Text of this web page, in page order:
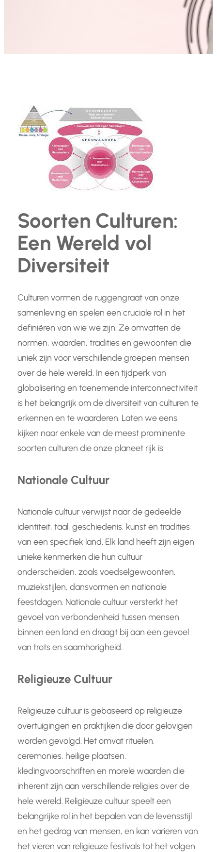
Soorten Culturen:
Een Wereld vol
Diversiteit
Culturen vormen de ruggengraat van onze
samenleving en spelen een cruciale rol in het
definiëren van wie we zijn. Ze omvatten de
normen, waarden, tradities en gewoonten die
uniek zijn voor verschillende groepen mensen
over de hele wereld. In een tijdperk van
globalisering en toenemende interconnectiviteit
is het belangrijk om de diversiteit van culturen te
erkennen en te waarderen. Laten we eens
kijken naar enkele van de meest prominente
soorten culturen die onze planeet rijk is.
Nationale Cultuur
Nationale cultuur verwijst naar de gedeelde
identiteit, taal, geschiedenis, kunst en tradities
van een specifiek land. Elk land heeft zijn eigen
unieke kenmerken die hun cultuur
onderscheiden, zoals voedselgewoonten,
muziekstijlen, dansvormen en nationale
feestdagen. Nationale cultuur versterkt het
gevoel van verbondenheid tussen mensen
binnen een land en draagt bij aan een gevoel
van trots en saamhorigheid.
Religieuze Cultuur
Religieuze cultuur is gebaseerd op religieuze
overtuigingen en praktijken die door gelovigen
worden gevolgd. Het omvat rituelen,
ceremonies, heilige plaatsen,
kledingvoorschriften en morele waarden die
inherent zijn aan verschillende religies over de
hele wereld. Religieuze cultuur speelt een
belangrijke rol in het bepalen van de levensstijl
en het gedrag van mensen, en kan variëren van
het vieren van religieuze festivals tot het volgen